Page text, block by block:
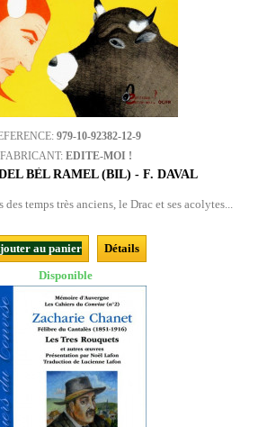
979-10-92382-12-9
FABRICANT: EDITE-MOI !
BÈL RAMEL (BIL) - F. DAVAL
des temps très anciens, le Drac et ses acolytes...
au panier
Détails
Disponible